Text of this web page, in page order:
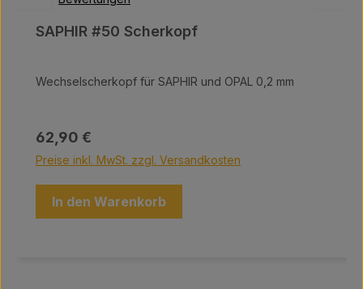
SAPHIR #50 Scherkopf
Wechselscherkopf für SAPHIR und OPAL 0,2 mm
Regulärer Preis:
62,90 €
Preise inkl. MwSt. zzgl. Versandkosten
In den Warenkorb